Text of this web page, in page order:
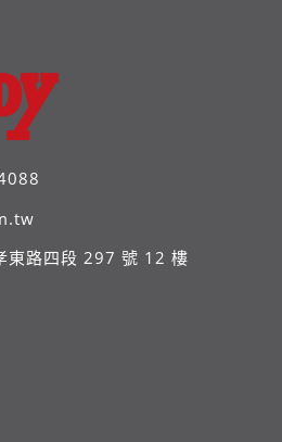
東路四段 297 號 12 樓